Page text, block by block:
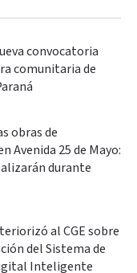
convocatoria
comunitaria de
obras de
Avenida 25 de Mayo:
durante
al CGE sobre
del Sistema de
Inteligente